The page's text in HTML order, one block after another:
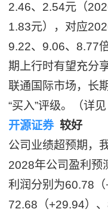
2.46、2.54元（
1.83元），对应
9.22、9.06、8.77
期上行时有望充分
联通国际市场，长
“买入”评级。（详
开源证券较好
公司业绩超预期，
2028年公司盈利预
利润分别为60.78（
72.68（+29.94）